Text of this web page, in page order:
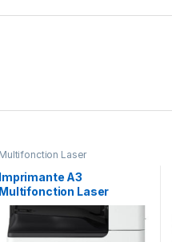
Multifonction Laser
Imprimante A3
Multifonction Laser
Monochrome
Canon imageRUNNER 293
0i (5975C005AB)